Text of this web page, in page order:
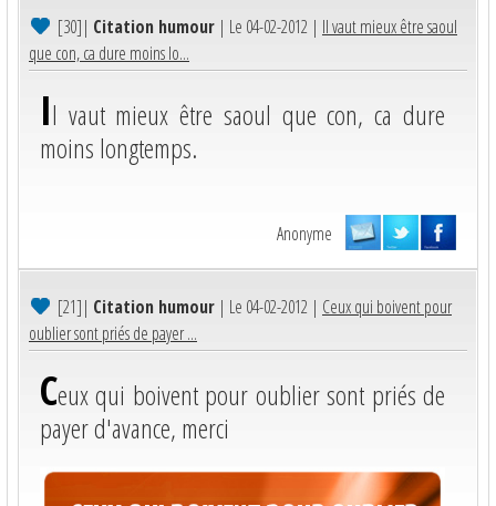
[30]| Citation humour | Le 04-02-2012 | Il vaut mieux être saoul
que con, ca dure moins lo...
Il vaut mieux être saoul que con, ca dure
moins longtemps.
Anonyme
[21]| Citation humour | Le 04-02-2012 | Ceux qui boivent pour
oublier sont priés de payer ...
Ceux qui boivent pour oublier sont priés de
payer d'avance, merci